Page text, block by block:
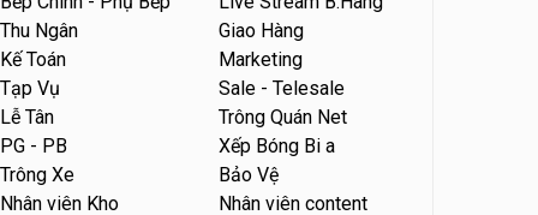
Tuyển nhân viên phục vụ
bàn, phụ bếp
MEEAWN TOWN x Chim quay
Tuyển nhân viên phục vụ
bàn parttime
Quán ăn, Cafe
Tuyển nhân viên phục vụ
khu vui chơi parttime linh
động
Khu vui chơi May Town
Tuyển nhân viên tư vấn bán
hàng shop mỹ phẩm
Shop mỹ phẩm
Thu Ngân
Giao Hàng
Kế Toán
Marketing
Tạp Vụ
Sale - Telesale
Lễ Tân
Trông Quán Net
PG - PB
Xếp Bóng Bi a
Trông Xe
Bảo Vệ
Nhân viên Kho Nhân viên content